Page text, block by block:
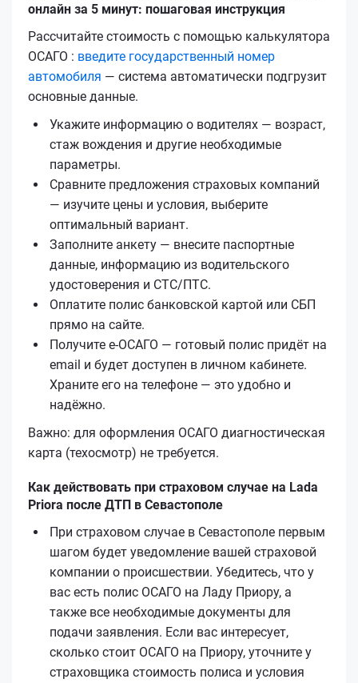
онлайн за 5 минут: пошаговая инструкция
Рассчитайте стоимость с помощью калькулятора
ОСАГО : введите государственный номер
автомобиля — система автоматически подгрузит
основные данные.
Укажите информацию о водителях — возраст,
стаж вождения и другие необходимые
параметры.
Сравните предложения страховых компаний
— изучите цены и условия, выберите
оптимальный вариант.
Заполните анкету — внесите паспортные
данные, информацию из водительского
удостоверения и СТС/ПТС.
Оплатите полис банковской картой или СБП
прямо на сайте.
Получите е‑ОСАГО — готовый полис придёт на
email и будет доступен в личном кабинете.
Храните его на телефоне — это удобно и
надёжно.
Важно: для оформления ОСАГО диагностическая
карта (техосмотр) не требуется.
Как действовать при страховом случае на Lada
Priora после ДТП в Севастополе
При страховом случае в Севастополе первым
шагом будет уведомление вашей страховой
компании о происшествии. Убедитесь, что у
вас есть полис ОСАГО на Ладу Приору, а
также все необходимые документы для
подачи заявления. Если вас интересует,
сколько стоит ОСАГО на Приору, уточните у
страховщика стоимость полиса и условия